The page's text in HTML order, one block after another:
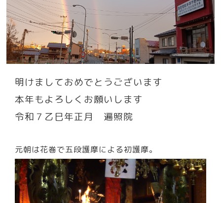
明けましておめでとうございます
本年もよろしくお願いします
令和７乙巳年正月 遍照院
元朝は花巻で五段護摩による初護摩。